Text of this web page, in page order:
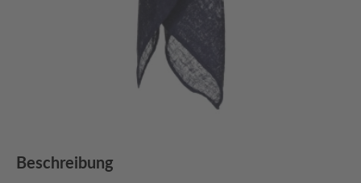
Beschreibung